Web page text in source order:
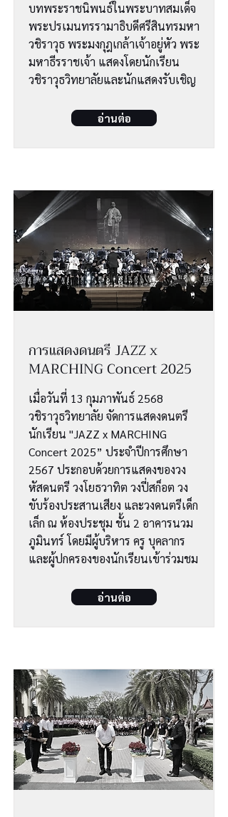
บทพระราชนิพนธ์ในพระบาทสมเด็จ
พระปรเมนทรรามาธิบดีศรีสินทรมหา
วชิราวุธ พระมงกุฎเกล้าเจ้าอยู่หัว พระ
มหาธีรราชเจ้า แสดงโดยนักเรียน
วชิราวุธวิทยาลัยและนักแสดงรับเชิญ
อ่านต่อ
การแสดงดนตรี JAZZ x
MARCHING Concert 2025
เมื่อวันที่ 13 กุมภาพันธ์ 2568
วชิราวุธวิทยาลัย จัดการแสดงดนตรี
นักเรียน "JAZZ x MARCHING
Concert 2025” ประจำปีการศึกษา
2567 ประกอบด้วยการแสดงของวง
หัสดนตรี วงโยธวาทิต วงปี่สก็อต วง
ขับร้องประสานเสียง และวงดนตรีเด็ก
เล็ก ณ ห้องประชุม ชั้น 2 อาคารนวม
ภูมินทร์ โดยมีผู้บริหาร ครู บุคลากร
และผู้ปกครองของนักเรียนเข้าร่วมชม
อ่านต่อ